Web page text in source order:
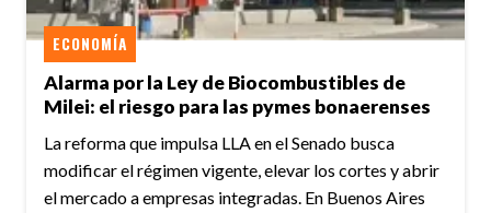
Alarma por la Ley de Biocombustibles de
Milei: el riesgo para las pymes bonaerenses
ECONOMÍA
La reforma que impulsa LLA en el Senado busca
modificar el régimen vigente, elevar los cortes y abrir
el mercado a empresas integradas. En Buenos Aires